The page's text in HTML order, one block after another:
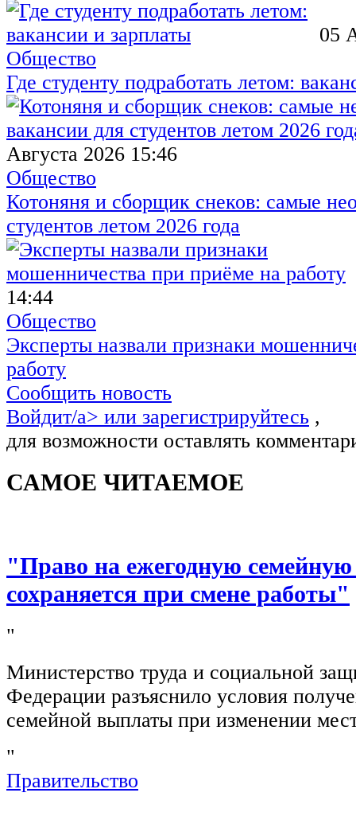
05
Общество
Где студенту подработать летом:
Августа 2026 15:46
Общество
Котоняня и сборщик снеков: самые
студентов летом 2026 года
14:44
Общество
Эксперты назвали признаки
работу
Сообщить новость
Войдит/a> или зарегистрируйтесь ,
для возможности оставлять
САМОЕ ЧИТАЕМОЕ
"Право на ежегодную
сохраняется при смене работы"
"
Министерство труда и социальной
Федерации разъяснило условия
семейной выплаты при изменении
"
Правительство